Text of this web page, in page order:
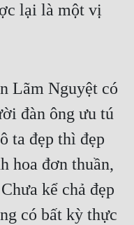
lại là một vị
Lãm Nguyệt có
đàn ông ưu tú
ta đẹp thì đẹp
hoa đơn thuần,
kể chả đẹp
có bất kỳ thực